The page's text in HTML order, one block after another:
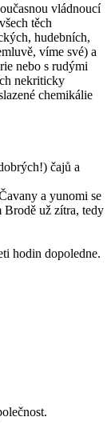
vládnoucí
těch
hudebních,
víme své) a
nebo s rudými
nekriticky
chemikálie
čajů a
a yunomi se
už zítra, tedy
hodin dopoledne.